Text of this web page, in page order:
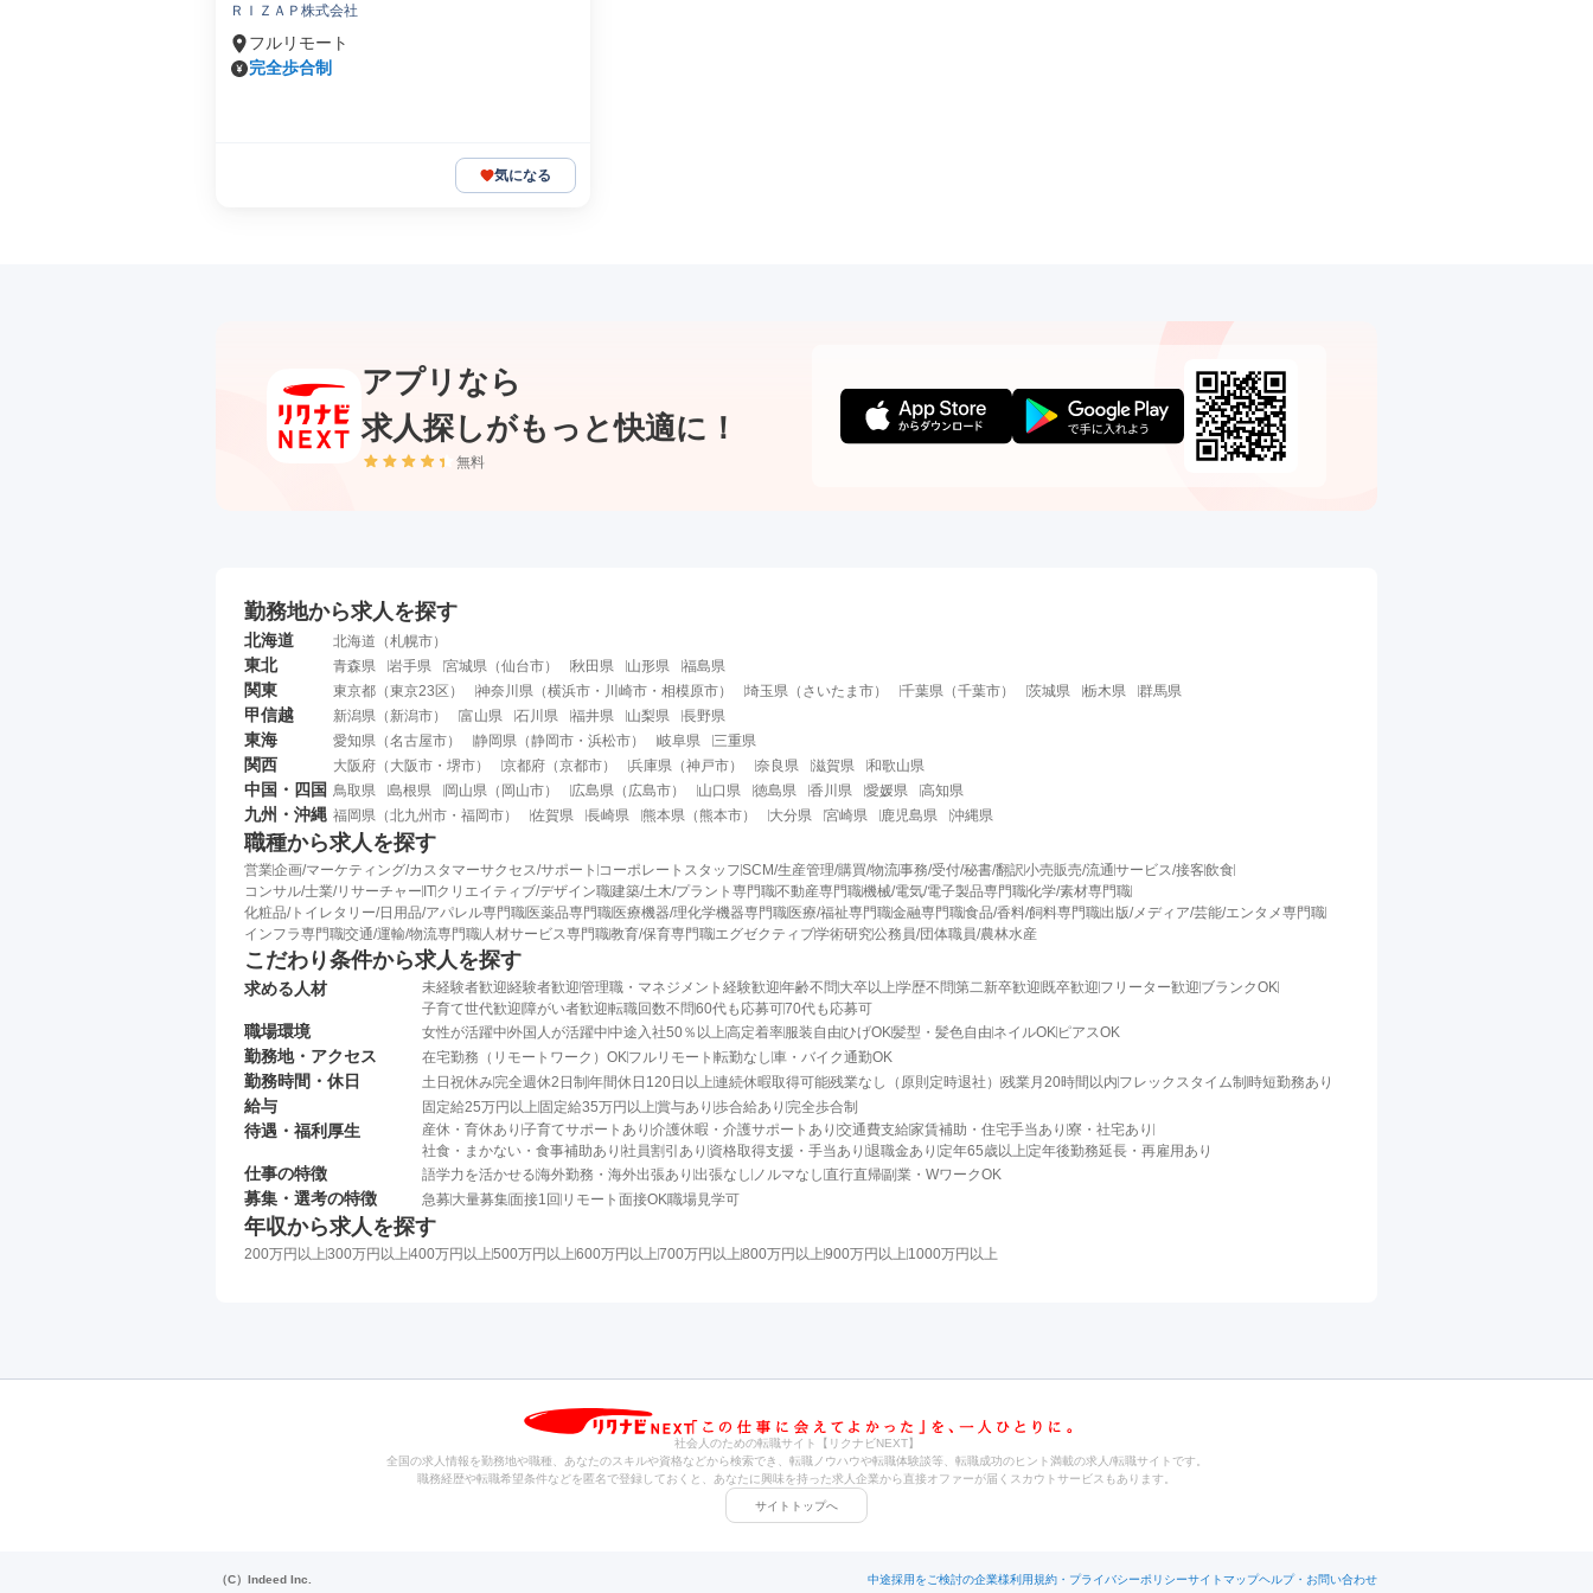
ＲＩＺＡＰ株式会社
フルリモート
完全歩合制
気になる
アプリなら
求人探しがもっと快適に！
無料
勤務地から求人を探す
北海道 北海道 （札幌市）
東北 青森県 岩手県 宮城県 （仙台市） 秋田県 山形県 福島県
関東 東京都 （東京23区 ） 神奈川県 （横浜市 ・ 川崎市 ・ 相模原市） 埼玉県 （ さいたま市） 千葉県 （千葉市） 茨城県 栃木県 群馬県
甲信越 新潟県 （ 新潟市） 富山県 石川県 福井県 山梨県 長野県
東海 愛知県 （名古屋市） 静岡県 （静岡市 ・ 浜松市） 岐阜県 三重県
関西 大阪府 （ 大阪市 ・ 堺市） 京都府 （京都市） 兵庫県 （神戸市） 奈良県 滋賀県 和歌山県
中国・四国 鳥取県 島根県 岡山県 （ 岡山市） 広島県 （ 広島市） 山口県 徳島県 香川県 愛媛県 高知県
九州・沖縄 福岡県 （北九州市 ・ 福岡市） 佐賀県 長崎県 熊本県 （熊本市） 大分県 宮崎県 鹿児島県 沖縄県
職種から求人を探す
営業企画/マーケティング/カスタマーサクセス/サポート コーポレートスタッフSCM/生産管理/購買/物流事務/受付/秘書/翻訳小売販売/流通サービス/接客飲食
コンサル/士業/リサーチャー ITクリエイティブ/デザイン職建築/土木/プラント専門職不動産専門職機械/電気/電子製品専門職化学/素材専門職
化粧品/トイレタリー/日用品/アパレル専門職 医薬品専門職 医療機器/理化学機器専門職 医療/福祉専門職金融専門職食品/香料/飼料専門職出版/メディア/芸能/エンタメ専門職
インフラ専門職交通/運輸/物流専門職 人材サービス専門職教育/保育専門職エグゼクティブ学術研究公務員/団体職員/農林水産
こだわり条件から求人を探す
求める人材 未経験者歓迎経験者歓迎管理職・マネジメント経験歓迎年齢不問 大卒以上学歴不問第二新卒歓迎 既卒歓迎 フリーター歓迎 ブランクOK
子育て世代歓迎 障がい者歓迎転職回数不問60代も応募可70代も応募可
職場環境 女性が活躍中外国人が活躍中中途入社50％以上高定着率服装自由ひげOK髪型・髪色自由 ネイルOK ピアスOK
勤務地・アクセス 在宅勤務（リモートワーク）OK フルリモート 転勤なし 車・バイク通勤OK
勤務時間・休日 土日祝休み完全週休2日制年間休日120日以上連続休暇取得可能残業なし（原則定時退社） 残業月20時間以内 フレックスタイム制時短勤務あり
給与 固定給25万円以上 固定給35万円以上賞与あり 歩合給あり 完全歩合制
待遇・福利厚生 産休・育休あり 子育てサポートあり 介護休暇・介護サポートあり 交通費支給家賃補助・住宅手当あり 寮・社宅あり
社食・まかない・食事補助あり 社員割引あり 資格取得支援・手当あり 退職金あり 定年65歳以上 定年後勤務延長・再雇用あり
仕事の特徴 語学力を活かせる海外勤務・海外出張あり 出張なし ノルマなし 直行直帰副業・WワークOK
募集・選考の特徴 急募 大量募集面接1回 リモート面接OK職場見学可
年収から求人を探す
200万円以上300万円以上400万円以上500万円以上600万円以上700万円以上800万円以上900万円以上 1000万円以上
社会人のための転職サイト【リクナビNEXT】
全国の求人情報を勤務地や職種、あなたのスキルや資格などから検索でき、転職ノウハウや転職体験談等、転職成功のヒント満載の求人/転職サイトです。
職務経歴や転職希望条件などを匿名で登録しておくと、あなたに興味を持った求人企業から直接オファーが届くスカウトサービスもあります。
サイトトップへ
（C）Indeed Inc. 中途採用をご検討の企業様利用規約・プライバシーポリシーサイトマップヘルプ・お問い合わせ